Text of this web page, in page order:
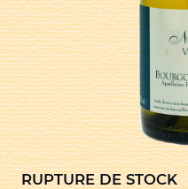
RUPTURE DE STOCK